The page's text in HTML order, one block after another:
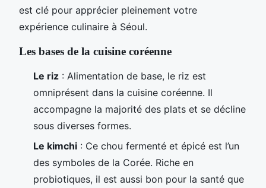
est clé pour apprécier pleinement votre
expérience culinaire à Séoul.
Les bases de la cuisine coréenne
Le riz : Alimentation de base, le riz est
omniprésent dans la cuisine coréenne. Il
accompagne la majorité des plats et se décline
sous diverses formes.
Le kimchi : Ce chou fermenté et épicé est l’un
des symboles de la Corée. Riche en
probiotiques, il est aussi bon pour la santé que